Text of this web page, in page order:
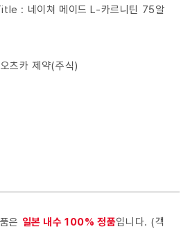
: 네이쳐 메이드 L-카르니틴 75알
츠카 제약(주식)
은 일본 내수 100% 정품입니다. (객